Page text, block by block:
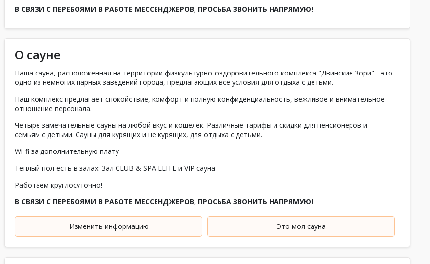
В СВЯЗИ С ПЕРЕБОЯМИ В РАБОТЕ МЕССЕНДЖЕРОВ, ПРОСЬБА ЗВОНИТЬ НАПРЯМУЮ!
О сауне
Наша сауна, расположенная на территории физкультурно-оздоровительного комплекса "Двинские Зори" - это
одно из немногих парных заведений города, предлагающих все условия для отдыха с детьми.
Наш комплекс предлагает спокойствие, комфорт и полную конфиденциальность, вежливое и внимательное
отношение персонала.
Четыре замечательные сауны на любой вкус и кошелек. Различные тарифы и скидки для пенсионеров и
семьям с детьми. Сауны для курящих и не курящих, для отдыха с детьми.
Wi-fi за дополнительную плату
Теплый пол есть в залах: Зал CLUB & SPA ELITE и VIP сауна
Работаем круглосуточно!
В СВЯЗИ С ПЕРЕБОЯМИ В РАБОТЕ МЕССЕНДЖЕРОВ, ПРОСЬБА ЗВОНИТЬ НАПРЯМУЮ!
Изменить информацию Это моя сауна